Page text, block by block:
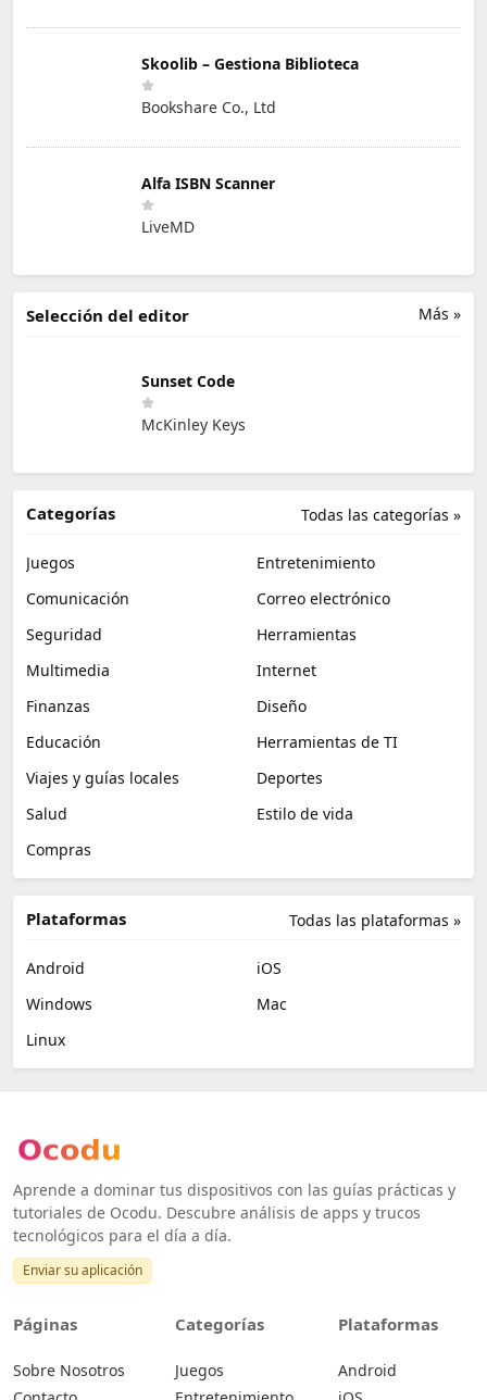
Skoolib – Gestiona Biblioteca
Bookshare Co., Ltd
Alfa ISBN Scanner
LiveMD
Más »
Selección del editor
Sunset Code
McKinley Keys
Todas las categorías »
Categorías
Juegos
Entretenimiento
Comunicación
Correo electrónico
Seguridad
Herramientas
Multimedia
Internet
Finanzas
Diseño
Educación
Herramientas de TI
Viajes y guías locales
Deportes
Salud
Estilo de vida
Compras
Todas las plataformas »
Plataformas
Android
iOS
Windows
Mac
Linux
Aprende a dominar tus dispositivos con las guías prácticas y
tutoriales de Ocodu. Descubre análisis de apps y trucos
tecnológicos para el día a día.
Enviar su aplicación
Páginas
Sobre Nosotros
Categorías
Juegos
Plataformas
Android